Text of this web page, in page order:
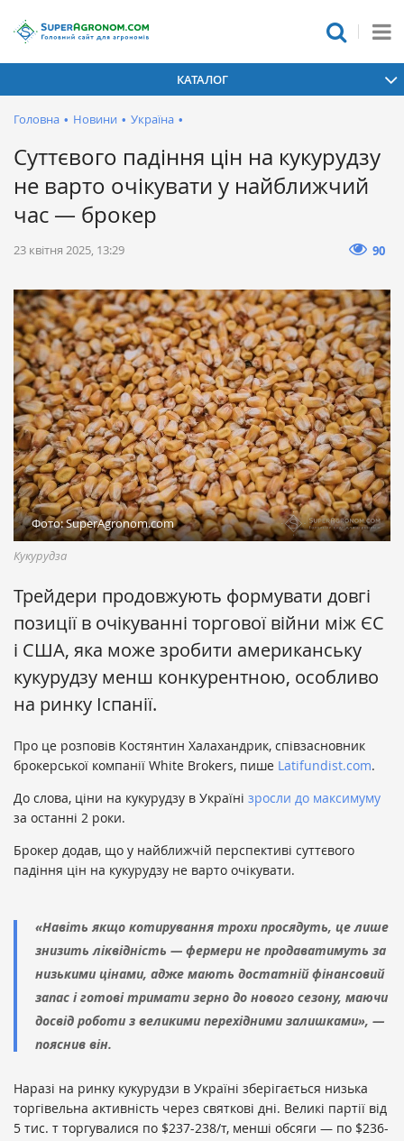
КАТАЛОГ
Головна • Новини • Україна •
Суттєвого падіння цін на кукурудзу
не варто очікувати у найближчий
час — брокер
23 квітня 2025, 13:29 90
Фото: SuperAgronom.com
Кукурудза
Трейдери продовжують формувати довгі
позиції в очікуванні торгової війни між ЄС
і США, яка може зробити американську
кукурудзу менш конкурентною, особливо
на ринку Іспанії.
Про це розповів Костянтин Халахандрик, співзасновник
брокерської компанії White Brokers, пише Latifundist.com.
До слова, ціни на кукурудзу в Україні зросли до максимуму
за останні 2 роки.
Брокер додав, що у найближчій перспективі суттєвого
падіння цін на кукурудзу не варто очікувати.
«Навіть якщо котирування трохи просядуть, це лише
знизить ліквідність — фермери не продаватимуть за
низькими цінами, адже мають достатній фінансовий
запас і готові тримати зерно до нового сезону, маючи
досвід роботи з великими перехідними залишками», —
пояснив він.
Наразі на ринку кукурудзи в Україні зберігається низька
торгівельна активність через святкові дні. Великі партії від
5 тис. т торгувалися по $237-238/т, менші обсяги — по $236-